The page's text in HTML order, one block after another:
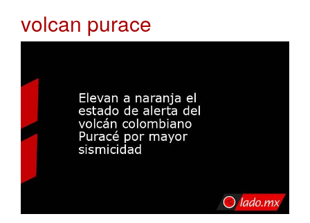
volcan purace